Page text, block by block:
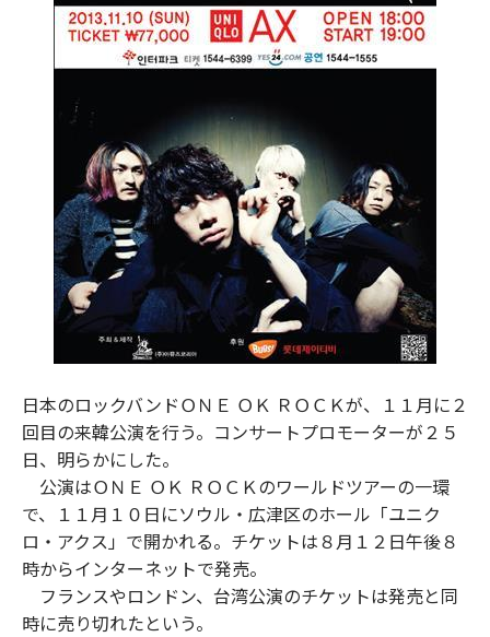
日本のロックバンドＯＮＥ ＯＫ ＲＯＣＫが、１１月に２
回目の来韓公演を行う。コンサートプロモーターが２５
日、明らかにした。
公演はＯＮＥ ＯＫ ＲＯＣＫのワールドツアーの一環
で、１１月１０日にソウル・広津区のホール「ユニク
ロ・アクス」で開かれる。チケットは８月１２日午後８
時からインターネットで発売。
フランスやロンドン、台湾公演のチケットは発売と同
時に売り切れたという。